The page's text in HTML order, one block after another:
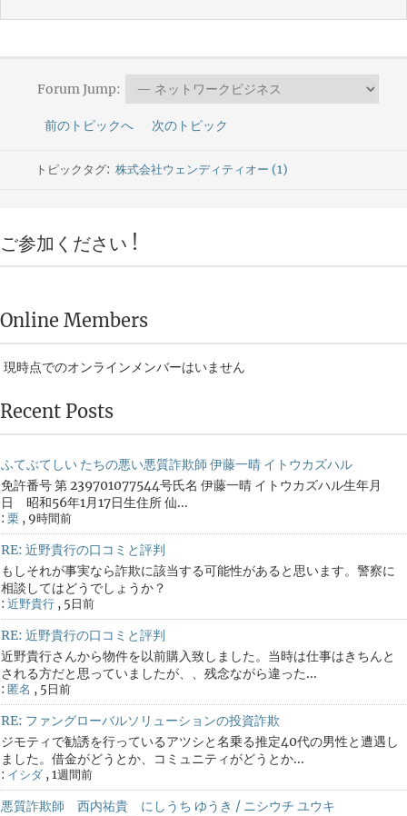
Forum Jump:
前のトピックへ 次のトピック
トピックタグ: 株式会社ウェンディティオー (1)
ご参加ください !
Online Members
現時点でのオンラインメンバーはいません
Recent Posts
ふてぶてしい たちの悪い悪質詐欺師 伊藤一晴 イトウカズハル
免許番号 第 239701077544号氏名 伊藤一晴 イトウカズハル生年月
日 昭和56年1月17日生住所 仙...
: 栗 , 9時間前
RE: 近野貴行の口コミと評判
もしそれが事実なら詐欺に該当する可能性があると思います。警察に
相談してはどうでしょうか？
: 近野貴行 , 5日前
RE: 近野貴行の口コミと評判
近野貴行さんから物件を以前購入致しました。当時は仕事はきちんと
される方だと思っていましたが、、残念ながら違った...
: 匿名 , 5日前
RE: ファングローバルソリューションの投資詐欺
ジモティで勧誘を行っているアツシと名乗る推定40代の男性と遭遇し
ました。借金がどうとか、コミュニティがどうとか...
: イシダ ,1週間前
悪質詐欺師 西内祐貴 にしうち ゆうき / ニシウチ ユウキ